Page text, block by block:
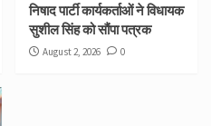
निषाद पार्टी कार्यकर्ताओं ने विधायक
सुशील सिंह को सौंपा पत्रक
August 2, 2026 0